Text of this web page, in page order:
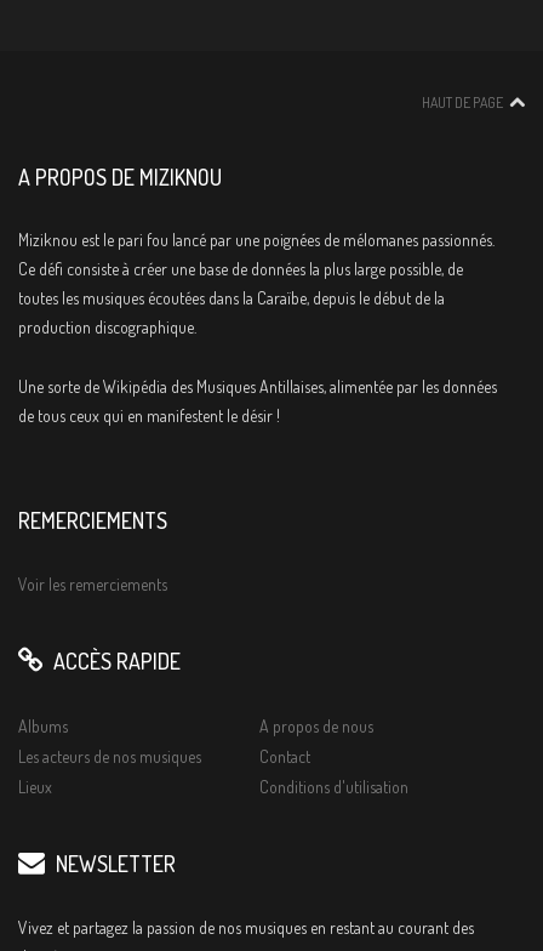
HAUT DE PAGE
A PROPOS DE MIZIKNOU
Miziknou est le pari fou lancé par une poignées de mélomanes passionnés.
Ce défi consiste à créer une base de données la plus large possible, de
toutes les musiques écoutées dans la Caraïbe, depuis le début de la
production discographique.
Une sorte de Wikipédia des Musiques Antillaises, alimentée par les données
de tous ceux qui en manifestent le désir !
REMERCIEMENTS
Voir les remerciements
ACCÈS RAPIDE
Albums
Les acteurs de nos musiques
Lieux
A propos de nous
Contact
Conditions d'utilisation
NEWSLETTER
Vivez et partagez la passion de nos musiques en restant au courant des